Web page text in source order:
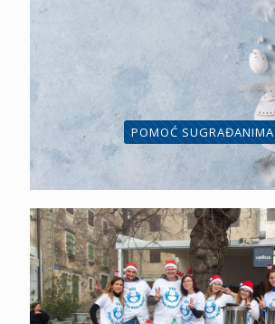
POMOĆ SUGRAĐANIMA